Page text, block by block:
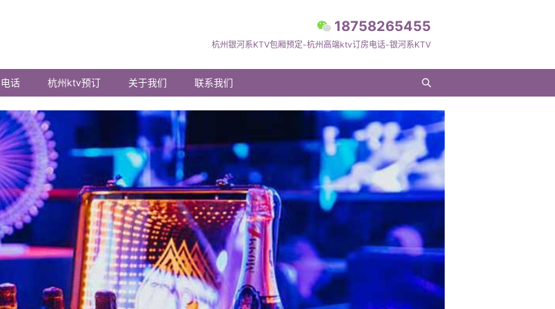
18758265455
杭州银河系KTV包厢预定-杭州高端ktv订房电话-银河系KTV
话 杭州ktv预订 关于我们 联系我们